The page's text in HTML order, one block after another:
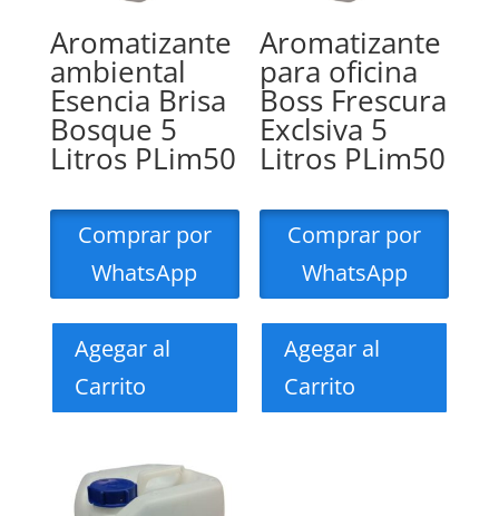
Aromatizante
ambiental
Esencia Brisa
Bosque 5
Litros PLim50
Comprar por
WhatsApp
Agegar al
Carrito
Aromatizante
para oficina
Boss Frescura
Exclsiva 5
Litros PLim50
Comprar por
WhatsApp
Agegar al
Carrito